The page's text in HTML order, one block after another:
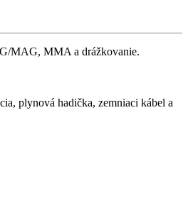
MAG, MMA a drážkovanie.
plynová hadička, zemniaci kábel a